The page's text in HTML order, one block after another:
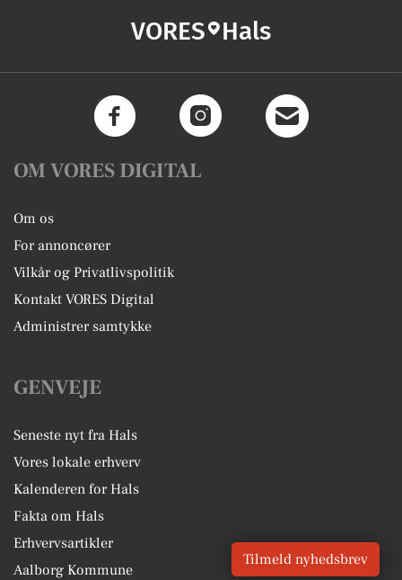
VORES Hals
OM VORES DIGITAL
Om os
For annoncører
Vilkår og Privatlivspolitik
Kontakt VORES Digital
Administrer samtykke
GENVEJE
Seneste nyt fra Hals
Vores lokale erhverv
Kalenderen for Hals
Fakta om Hals
Erhvervsartikler
Aalborg Kommune
Tilmeld nyhedsbrev